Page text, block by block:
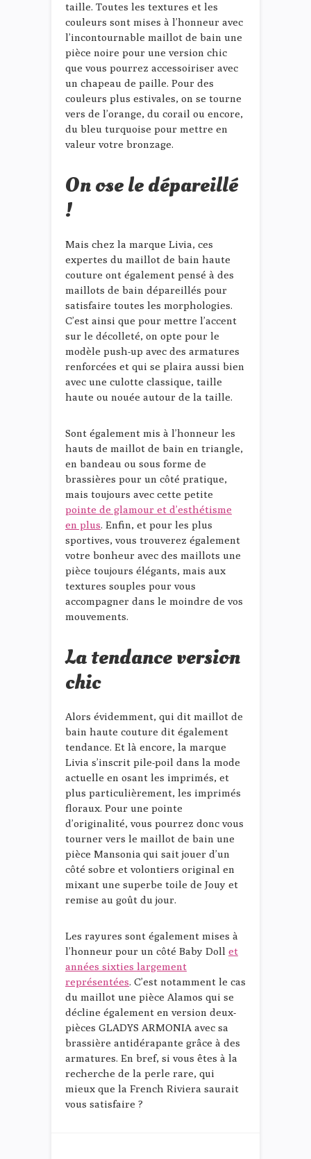
taille. Toutes les textures et les
couleurs sont mises à l’honneur avec
l’incontournable maillot de bain une
pièce noire pour une version chic
que vous pourrez accessoiriser avec
un chapeau de paille. Pour des
couleurs plus estivales, on se tourne
vers de l’orange, du corail ou encore,
du bleu turquoise pour mettre en
valeur votre bronzage.
On ose le dépareillé
!
Mais chez la marque Livia, ces
expertes du maillot de bain haute
couture ont également pensé à des
maillots de bain dépareillés pour
satisfaire toutes les morphologies.
C’est ainsi que pour mettre l’accent
sur le décolleté, on opte pour le
modèle push-up avec des armatures
renforcées et qui se plaira aussi bien
avec une culotte classique, taille
haute ou nouée autour de la taille.
Sont également mis à l’honneur les
hauts de maillot de bain en triangle,
en bandeau ou sous forme de
brassières pour un côté pratique,
mais toujours avec cette petite
pointe de glamour et d’esthétisme
en plus. Enfin, et pour les plus
sportives, vous trouverez également
votre bonheur avec des maillots une
pièce toujours élégants, mais aux
textures souples pour vous
accompagner dans le moindre de vos
mouvements.
La tendance version
chic
Alors évidemment, qui dit maillot de
bain haute couture dit également
tendance. Et là encore, la marque
Livia s’inscrit pile-poil dans la mode
actuelle en osant les imprimés, et
plus particulièrement, les imprimés
floraux. Pour une pointe
d’originalité, vous pourrez donc vous
tourner vers le maillot de bain une
pièce Mansonia qui sait jouer d’un
côté sobre et volontiers original en
mixant une superbe toile de Jouy et
remise au goût du jour.
Les rayures sont également mises à
l’honneur pour un côté Baby Doll et
années sixties largement
représentées. C’est notamment le cas
du maillot une pièce Alamos qui se
décline également en version deux-
pièces GLADYS ARMONIA avec sa
brassière antidérapante grâce à des
armatures. En bref, si vous êtes à la
recherche de la perle rare, qui
mieux que la French Riviera saurait
vous satisfaire ?